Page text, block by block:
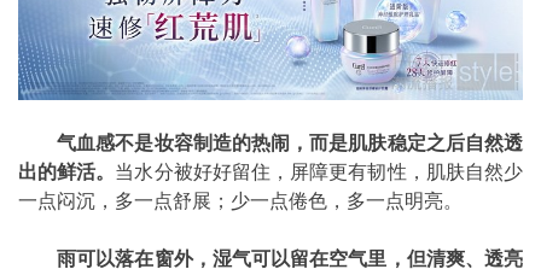
气血感不是妆容制造的热闹，而是肌肤稳定之后自然透
出的鲜活。 当水分被好好留住，屏障更有韧性，肌肤自然少
一点闷沉，多一点舒展；少一点倦色，多一点明亮。
雨可以落在窗外，湿气可以留在空气里，但清爽、透亮